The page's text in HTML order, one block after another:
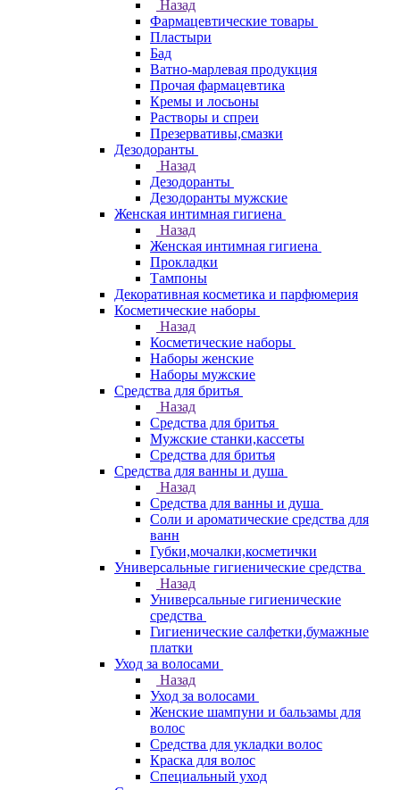
Назад
Фармацевтические товары
Пластыри
Бад
Ватно-марлевая продукция
Прочая фармацевтика
Кремы и лосьоны
Растворы и спреи
Презервативы,смазки
Дезодоранты
Назад
Дезодоранты
Дезодоранты мужские
Женская интимная гигиена
Назад
Женская интимная гигиена
Прокладки
Тампоны
Декоративная косметика и парфюмерия
Косметические наборы
Назад
Косметические наборы
Наборы женские
Наборы мужские
Средства для бритья
Назад
Средства для бритья
Мужские станки,кассеты
Средства для бритья
Средства для ванны и душа
Назад
Средства для ванны и душа
Соли и ароматические средства для
ванн
Губки,мочалки,косметички
Универсальные гигиенические средства
Назад
Универсальные гигиенические
средства
Гигиенические салфетки,бумажные
платки
Уход за волосами
Назад
Уход за волосами
Женские шампуни и бальзамы для
волос
Средства для укладки волос
Краска для волос
Специальный уход